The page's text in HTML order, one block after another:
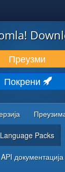
(ЕКСТЕНЗИЈЕ)
Преузми
Покрени
Language Packs
API документација